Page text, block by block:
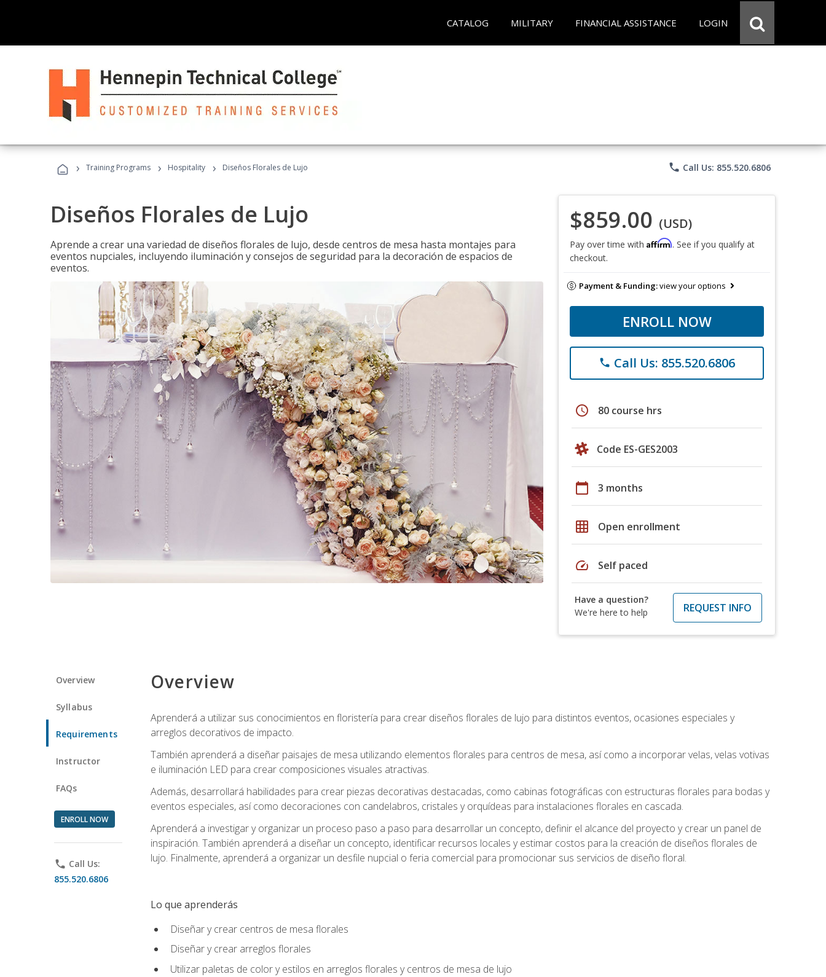
CATALOG MILITARY FINANCIAL ASSISTANCE LOGIN
› Training Programs › Hospitality › Diseños Florales de Lujo phone Call Us: 855.520.6806
Diseños Florales de Lujo
Aprende a crear una variedad de diseños florales de lujo, desde centros de mesa hasta montajes para
eventos nupciales, incluyendo iluminación y consejos de seguridad para la decoración de espacios de
eventos.
$859.00 (USD)
Pay over time with Affirm. See if you qualify at
checkout.
Payment & Funding:view your options
ENROLL NOW
phone Call Us: 855.520.6806
schedule 80 course hrs
Code ES-GES2003
calendar_today 3 months
grid_on Open enrollment
speed Self paced
Have a question?
We're here to help
REQUEST INFO
Overview
Syllabus
Requirements
Instructor
FAQs
ENROLL NOW
phone Call Us:
855.520.6806
Overview
Aprenderá a utilizar sus conocimientos en floristería para crear diseños florales de lujo para distintos eventos, ocasiones especiales y
arreglos decorativos de impacto.
También aprenderá a diseñar paisajes de mesa utilizando elementos florales para centros de mesa, así como a incorporar velas, velas votivas
e iluminación LED para crear composiciones visuales atractivas.
Además, desarrollará habilidades para crear piezas decorativas destacadas, como cabinas fotográficas con estructuras florales para bodas y
eventos especiales, así como decoraciones con candelabros, cristales y orquídeas para instalaciones florales en cascada.
Aprenderá a investigar y organizar un proceso paso a paso para desarrollar un concepto, definir el alcance del proyecto y crear un panel de
inspiración. También aprenderá a diseñar un concepto, identificar recursos locales y estimar costos para la creación de diseños florales de
lujo. Finalmente, aprenderá a organizar un desfile nupcial o feria comercial para promocionar sus servicios de diseño floral.
Lo que aprenderás
Diseñar y crear centros de mesa florales
Diseñar y crear arreglos florales
Utilizar paletas de color y estilos en arreglos florales y centros de mesa de lujo